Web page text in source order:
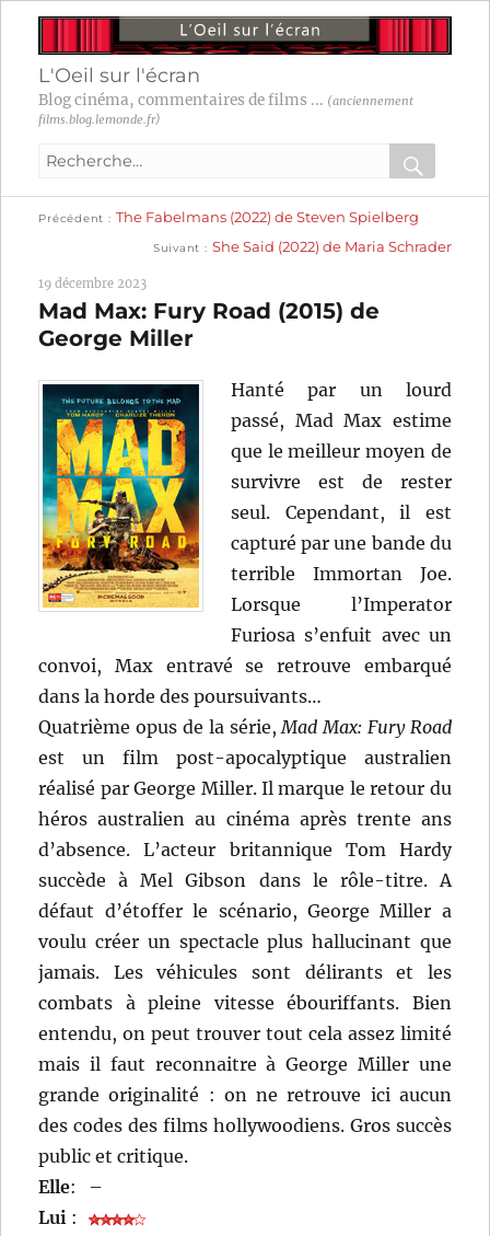
L'Oeil sur l'écran
Blog cinéma, commentaires de films ... (anciennement
films.blog.lemonde.fr)
Recherche
:
OK
Navigation
l’article
Précédent
précédente :
The Fabelmans (2022) de Steven Spielberg
Suivant
suivante :
She Said (2022) de Maria Schrader
19 décembre 2023
Mad Max: Fury Road (2015) de
George Miller
Hanté par un lourd
passé, Mad Max estime
que le meilleur moyen de
survivre est de rester
seul. Cependant, il est
capturé par une bande du
terrible Immortan Joe.
Lorsque l’Imperator
Furiosa s’enfuit avec un
convoi, Max entravé se retrouve embarqué
dans la horde des poursuivants…
Quatrième opus de la série,Mad Max: Fury Road
est un film post-apocalyptique australien
réalisé par George Miller. Il marque le retour du
héros australien au cinéma après trente ans
d’absence. L’acteur britannique Tom Hardy
succède à Mel Gibson dans le rôle-titre. A
défaut d’étoffer le scénario, George Miller a
voulu créer un spectacle plus hallucinant que
jamais. Les véhicules sont délirants et les
combats à pleine vitesse ébouriffants. Bien
entendu, on peut trouver tout cela assez limité
mais il faut reconnaitre à George Miller une
grande originalité : on ne retrouve ici aucun
des codes des films hollywoodiens. Gros succès
public et critique.
Elle:
–
Lui :